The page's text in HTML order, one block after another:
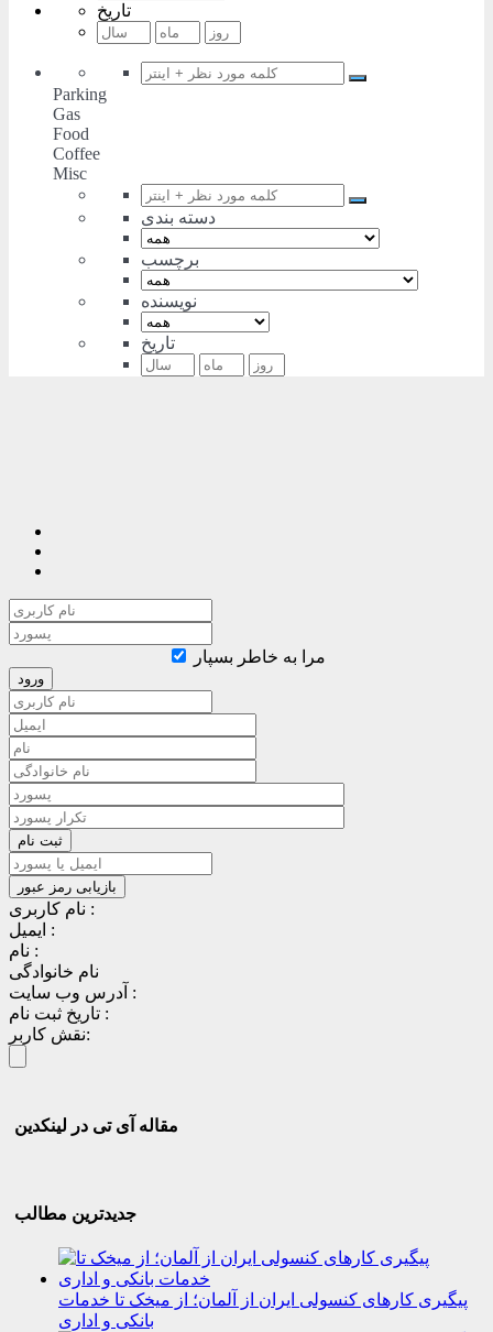
تاریخ
Parking
Gas
Food
Coffee
Misc
دسته بندی
برچسب
نویسنده
تاریخ
مرا به خاطر بسپار
نام کاربری :
ایمیل :
نام :
نام خانوادگی
آدرس وب سایت :
تاریخ ثبت نام :
نقش کاربر:
مقاله آی تی در لینکدین
جدیدترین مطالب
پیگیری کارهای کنسولی ایران از آلمان؛ از میخک تا خدمات
بانکی و اداری